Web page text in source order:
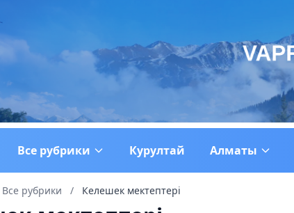
Все рубрики Курултай Алматы
Все рубрики / Келешек мектептері